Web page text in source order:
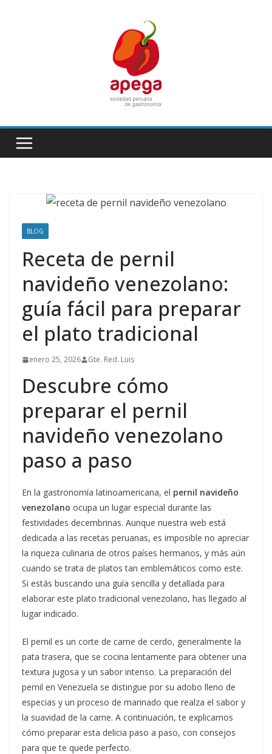
BLOG
Receta de pernil
navideño venezolano:
guía fácil para preparar
el plato tradicional
enero 25, 2026 Gte. Red. Luis
Descubre cómo
preparar el pernil
navideño venezolano
paso a paso
En la gastronomía latinoamericana, el pernil navideño
venezolano ocupa un lugar especial durante las
festividades decembrinas. Aunque nuestra web está
dedicada a las recetas peruanas, es imposible no apreciar
la riqueza culinaria de otros países hermanos, y más aún
cuando se trata de platos tan emblemáticos como este.
Si estás buscando una guía sencilla y detallada para
elaborar este plato tradicional venezolano, has llegado al
lugar indicado.
El pernil es un corte de carne de cerdo, generalmente la
pata trasera, que se cocina lentamente para obtener una
textura jugosa y un sabor intenso. La preparación del
pernil en Venezuela se distingue por su adobo lleno de
especias y un proceso de marinado que realza el sabor y
la suavidad de la carne. A continuación, te explicamos
cómo preparar esta delicia paso a paso, con consejos
para que te quede perfecto.